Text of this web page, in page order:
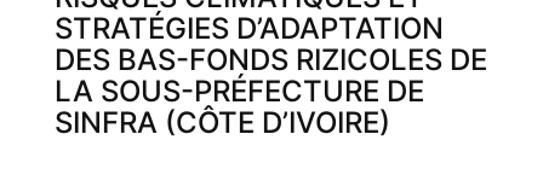
STRATÉGIES D’ADAPTATION
DES BAS-FONDS RIZICOLES DE
LA SOUS-PRÉFECTURE DE
SINFRA (CÔTE D’IVOIRE)